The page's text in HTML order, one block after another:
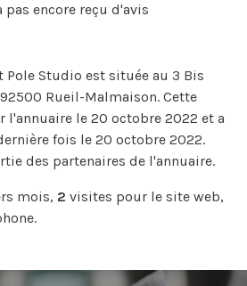
pas encore reçu d'avis
Pole Studio est située au 3 Bis
Rueil-Malmaison. Cette
l'annuaire le 20 octobre 2022 et a
fois le 20 octobre 2022.
des partenaires de l'annuaire.
mois, 2 visites pour le site web,